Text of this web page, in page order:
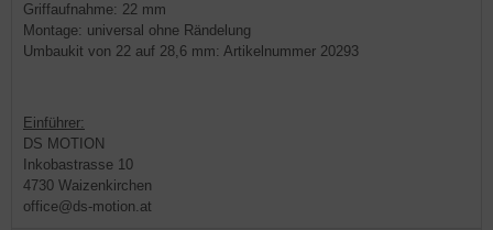
Griffaufnahme: 22 mm
Montage: universal ohne Rändelung
Umbaukit von 22 auf 28,6 mm: Artikelnummer 20293
Einführer:
DS MOTION
Inkobastrasse 10
4730 Waizenkirchen
office@ds-motion.at